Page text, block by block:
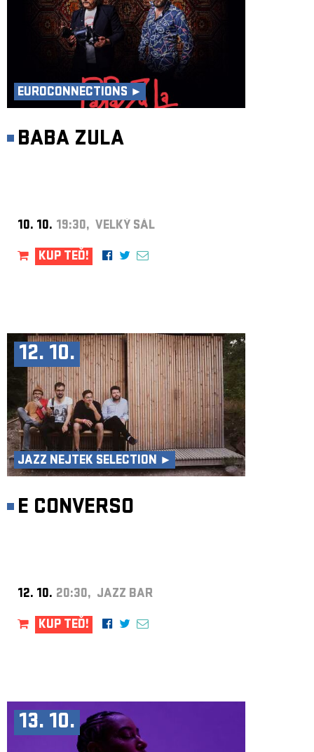
EUROCONNECTIONS ►
BABA ZULA
10. 10. 19:30, VELKÝ SÁL
KUP TEĎ!
12. 10.
JAZZ NEJTEK SELECTION ►
E CONVERSO
12. 10. 20:30, JAZZ BAR
KUP TEĎ!
13. 10.